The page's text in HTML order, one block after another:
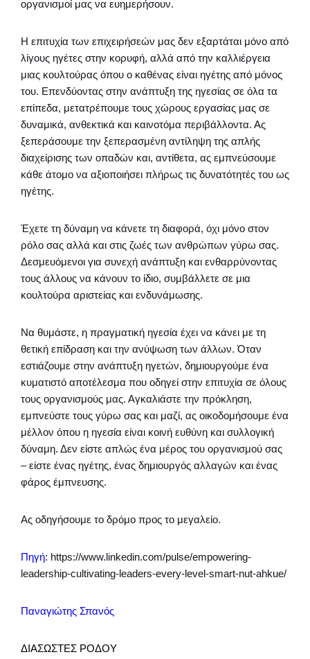
οργανισμοί μας να ευημερήσουν.
Η επιτυχία των επιχειρήσεών μας δεν εξαρτάται μόνο από
λίγους ηγέτες στην κορυφή, αλλά από την καλλιέργεια
μιας κουλτούρας όπου ο καθένας είναι ηγέτης από μόνος
του. Επενδύοντας στην ανάπτυξη της ηγεσίας σε όλα τα
επίπεδα, μετατρέπουμε τους χώρους εργασίας μας σε
δυναμικά, ανθεκτικά και καινοτόμα περιβάλλοντα. Ας
ξεπεράσουμε την ξεπερασμένη αντίληψη της απλής
διαχείρισης των οπαδών και, αντίθετα, ας εμπνεύσουμε
κάθε άτομο να αξιοποιήσει πλήρως τις δυνατότητές του ως
ηγέτης.
Έχετε τη δύναμη να κάνετε τη διαφορά, όχι μόνο στον
ρόλο σας αλλά και στις ζωές των ανθρώπων γύρω σας.
Δεσμευόμενοι για συνεχή ανάπτυξη και ενθαρρύνοντας
τους άλλους να κάνουν το ίδιο, συμβάλλετε σε μια
κουλτούρα αριστείας και ενδυνάμωσης.
Να θυμάστε, η πραγματική ηγεσία έχει να κάνει με τη
θετική επίδραση και την ανύψωση των άλλων. Όταν
εστιάζουμε στην ανάπτυξη ηγετών, δημιουργούμε ένα
κυματιστό αποτέλεσμα που οδηγεί στην επιτυχία σε όλους
τους οργανισμούς μας. Αγκαλιάστε την πρόκληση,
εμπνεύστε τους γύρω σας και μαζί, ας οικοδομήσουμε ένα
μέλλον όπου η ηγεσία είναι κοινή ευθύνη και συλλογική
δύναμη. Δεν είστε απλώς ένα μέρος του οργανισμού σας
– είστε ένας ηγέτης, ένας δημιουργός αλλαγών και ένας
φάρος έμπνευσης.
Ας οδηγήσουμε το δρόμο προς το μεγαλείο.
Πηγή: https://www.linkedin.com/pulse/empowering-
leadership-cultivating-leaders-every-level-smart-nut-ahkue/
Παναγιώτης Σπανός
ΔΙΑΣΩΣΤΕΣ ΡΟΔΟΥ